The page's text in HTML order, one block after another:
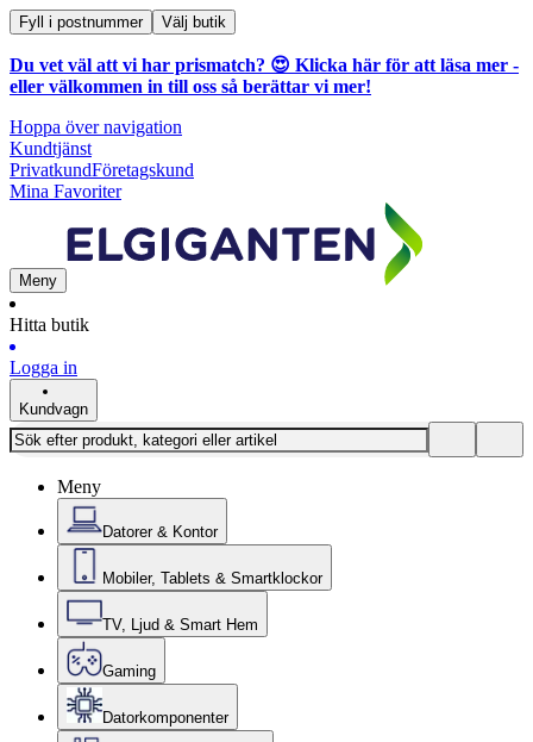
Fyll i postnummer Välj butik
Du vet väl att vi har prismatch? 😍 Klicka här för att läsa mer -
eller välkommen in till oss så berättar vi mer!
Hoppa över navigation
Kundtjänst
PrivatkundFöretagskund
Mina Favoriter
Meny
Hitta butik
Logga in
Kundvagn
Meny
Datorer & Kontor
Mobiler, Tablets & Smartklockor
TV, Ljud & Smart Hem
Gaming
Datorkomponenter